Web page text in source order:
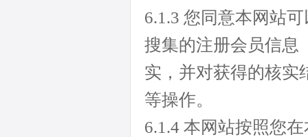
6.1.3 您同意本网站
搜集的注册会员信息
实，并对获得的核实
等操作。
6.1.4 本网站按照您